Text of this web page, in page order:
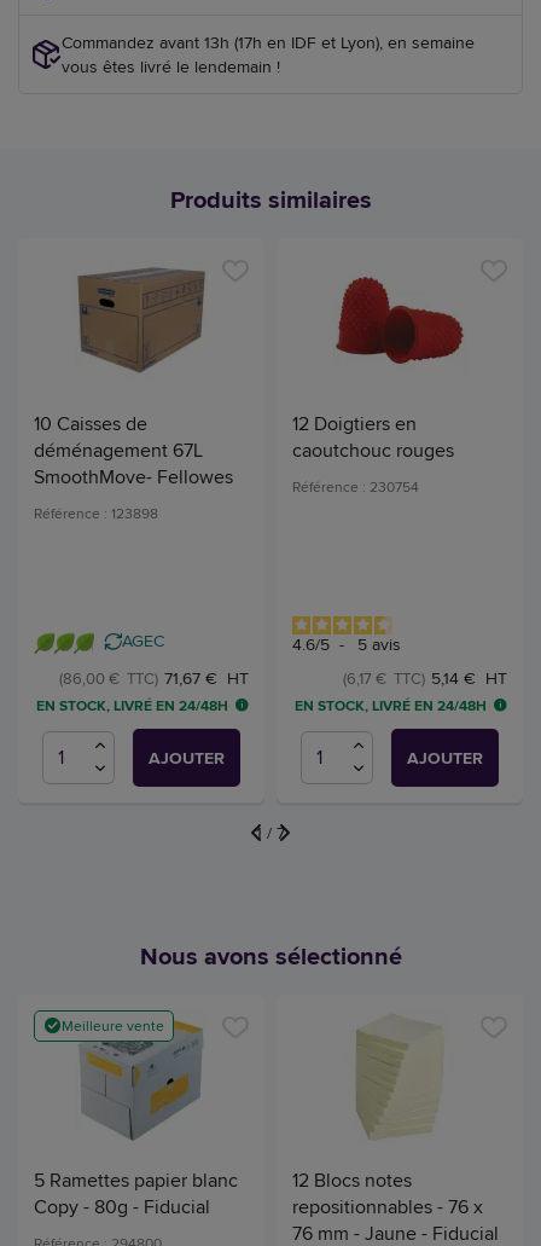
Commandez avant 13h (17h en IDF et Lyon), en semaine
vous êtes livré le lendemain !
Produits similaires
10 Caisses de
déménagement 67L
SmoothMove- Fellowes
Référence : 123898
AGEC
71,67 € HT
(86,00 € TTC)
EN STOCK, LIVRÉ EN 24/48H
AJOUTER
12 Doigtiers en
caoutchouc rouges
Référence : 230754
4.6/5 - 5 avis
5,14 € HT
(6,17 € TTC)
EN STOCK, LIVRÉ EN 24/48H
AJOUTER
1 / 7
Nous avons sélectionné
Meilleure vente
5 Ramettes papier blanc
Copy - 80g - Fiducial
12 Blocs notes
repositionnables - 76 x
76 mm - Jaune - Fiducial